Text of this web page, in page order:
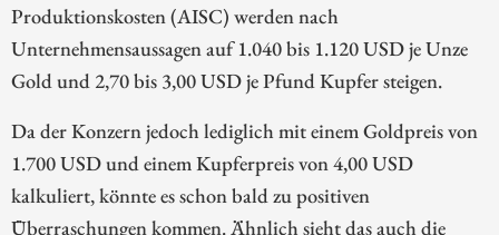
Produktionskosten (AISC) werden nach
Unternehmensaussagen auf 1.040 bis 1.120 USD je Unze
Gold und 2,70 bis 3,00 USD je Pfund Kupfer steigen.
Da der Konzern jedoch lediglich mit einem Goldpreis von
1.700 USD und einem Kupferpreis von 4,00 USD
kalkuliert, könnte es schon bald zu positiven
Überraschungen kommen. Ähnlich sieht das auch die